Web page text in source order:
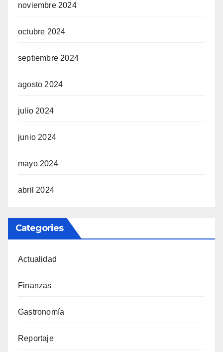
noviembre 2024
octubre 2024
septiembre 2024
agosto 2024
julio 2024
junio 2024
mayo 2024
abril 2024
Categories
Actualidad
Finanzas
Gastronomía
Reportaje